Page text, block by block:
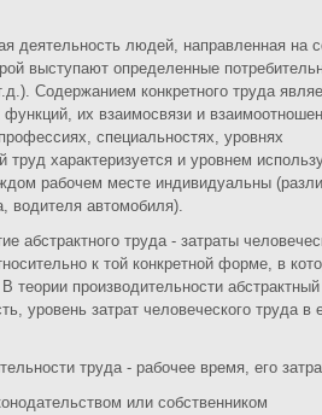
деятельность людей, направленная на
выступают определенные
Содержанием конкретного труда
их взаимосвязи и
специальностях, уровнях
труд характеризуется и уровнем
рабочем месте индивидуальны
водителя автомобиля).
абстрактного труда - затраты
к той конкретной форме, в
теории производительности
уровень затрат человеческого труда в
труда - рабочее время, его
или собственником